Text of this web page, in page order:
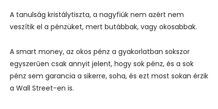
A tanulság kristálytiszta, a nagyfiúk nem azért nem
veszítik el a pénzüket, mert butábbak, vagy okosabbak.
A smart money, az okos pénz a gyakorlatban sokszor
egyszerűen csak annyit jelent, hogy sok pénz, és a sok
pénz sem garancia a sikerre, soha, és ezt most sokan érzik
a Wall Street-en is.